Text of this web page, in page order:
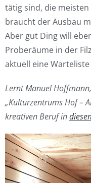
tätig sind, die
braucht der Ausbau
Aber gut Ding will
Proberäume in der
aktuell eine
Lernt Manuel
„Kulturzentrums Hof –
kreativen Beruf in